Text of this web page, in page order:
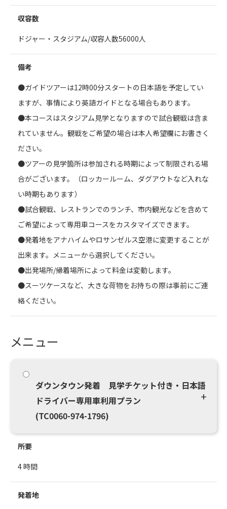
収容数
ドジャー・スタジアム/収容人数56000人
備考
●ガイドツアーは12時00分スタートの日本語を予定してい
ますが、事情により英語ガイドとなる場合もあります。
●本コースはスタジアム見学となりますので試合観戦は含ま
れていません。観戦をご希望の場合は本人希望欄にお書きく
ださい。
●ツアーの見学箇所は参加される時期によって制限される場
合がございます。（ロッカールーム、ダグアウトなど入れな
い時期もあります）
●試合観戦、レストランでのランチ、市内観光などを含めて
ご希望によって専用車コースをカスタマイズできます。
●発着地をアナハイムやロサンゼルス空港に変更することが
出来ます。メニューから選択してください。
●出発場所/帰着場所によって料金は変動します。
●スーツケースなど、大きな荷物をお持ちの際は事前にご連
絡ください。
メニュー
ダウンタウン発着 見学チケット付き・日本語
ドライバー専用車利用プラン
(TC0060-974-1796)
所要
4 時間
発着地